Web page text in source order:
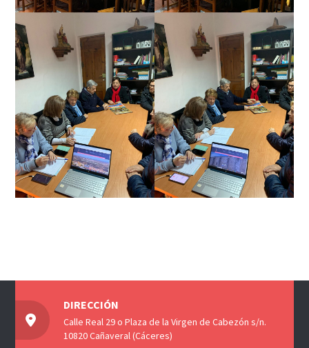
DIRECCIÓN
Calle Real 29 o Plaza de la Virgen de Cabezón s/n.
10820 Cañaveral (Cáceres)